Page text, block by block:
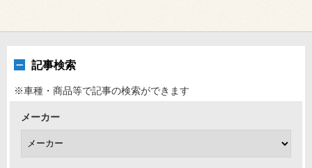
記事検索
※車種・商品等で記事の検索ができます
メーカー